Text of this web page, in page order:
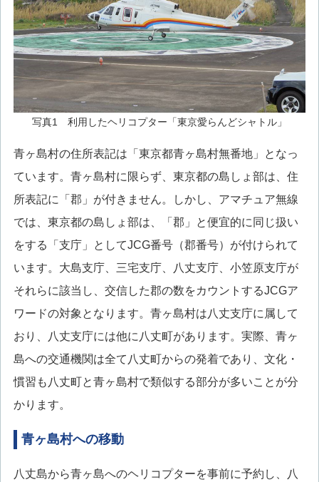
写真1 利用したヘリコプター「東京愛らんどシャトル」
青ヶ島村の住所表記は「東京都青ヶ島村無番地」となっ
ています。青ヶ島村に限らず、東京都の島しょ部は、住
所表記に「郡」が付きません。しかし、アマチュア無線
では、東京都の島しょ部は、「郡」と便宜的に同じ扱い
をする「支庁」としてJCG番号（郡番号）が付けられて
います。大島支庁、三宅支庁、八丈支庁、小笠原支庁が
それらに該当し、交信した郡の数をカウントするJCGア
ワードの対象となります。青ヶ島村は八丈支庁に属して
おり、八丈支庁には他に八丈町があります。実際、青ヶ
島への交通機関は全て八丈町からの発着であり、文化・
慣習も八丈町と青ヶ島村で類似する部分が多いことが分
かります。
青ヶ島村への移動
八丈島から青ヶ島へのヘリコプターを事前に予約し、八